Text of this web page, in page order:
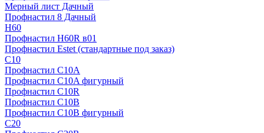
Мерный лист Дачный
Профнастил 8 Дачный
Н60
Профнастил H60R в01
Профнастил Estet (стандартные под заказ)
C10
Профнастил С10A
Профнастил С10A фигурный
Профнастил С10R
Профнастил С10В
Профнастил С10В фигурный
C20